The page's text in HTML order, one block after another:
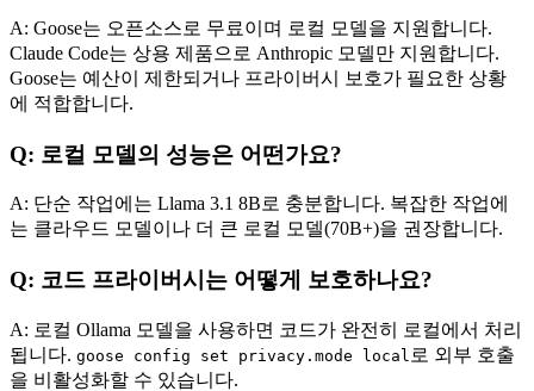
A: Goose는 오픈소스로 무료이며 로컬 모델을 지원합니다.
Claude Code는 상용 제품으로 Anthropic 모델만 지원합니다.
Goose는 예산이 제한되거나 프라이버시 보호가 필요한 상황
에 적합합니다.
Q: 로컬 모델의 성능은 어떤가요?
A: 단순 작업에는 Llama 3.1 8B로 충분합니다. 복잡한 작업에
는 클라우드 모델이나 더 큰 로컬 모델(70B+)을 권장합니다.
Q: 코드 프라이버시는 어떻게 보호하나요?
A: 로컬 Ollama 모델을 사용하면 코드가 완전히 로컬에서 처리
됩니다. goose config set privacy.mode local 로 외부 호출
을 비활성화할 수 있습니다.